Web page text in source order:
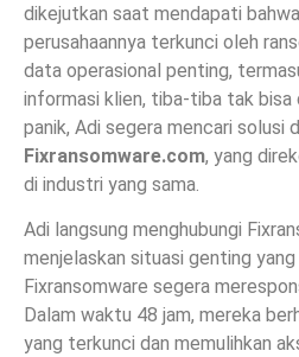
dikejutkan saat mendapati
perusahaannya terkunci oleh
data operasional penting,
informasi klien, tiba-tiba tak bisa
panik, Adi segera mencari solusi
Fixransomware.com, yang
di industri yang sama.
Adi langsung menghubungi
menjelaskan situasi genting
Fixransomware segera
Dalam waktu 48 jam, mereka
yang terkunci dan memulihkan